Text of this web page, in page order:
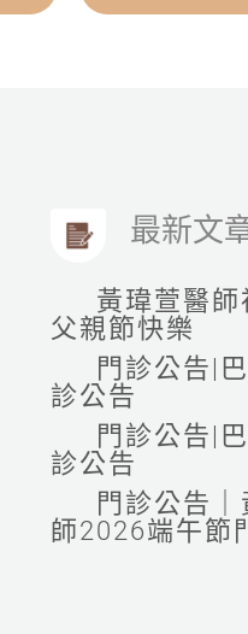
最新文
黃瑋萱醫
父親節快樂
門診公告|
診公告
門診公告|
診公告
門診公告｜
師2026端午節